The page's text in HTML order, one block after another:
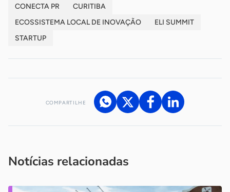
CONECTA PR
CURITIBA
ECOSSISTEMA LOCAL DE INOVAÇÃO
ELI SUMMIT
STARTUP
COMPARTILHE
Notícias relacionadas